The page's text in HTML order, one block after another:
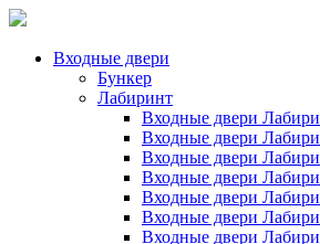
Входные двери
Бункер
Лабиринт
Входные двери
Входные двери
Входные двери
Входные двери
Входные двери
Входные двери
Входные двери